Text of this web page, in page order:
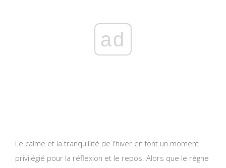
ad
Le calme et la tranquillité de l'hiver en font un moment
privilégié pour la réflexion et le repos. Alors que le règne